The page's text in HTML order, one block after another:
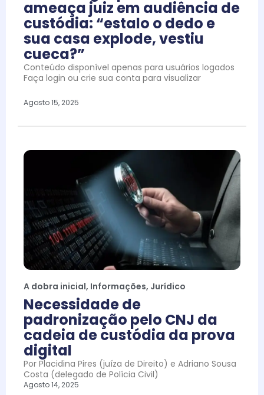
ameaça juiz em audiência de
custódia: “estalo o dedo e
sua casa explode, vestiu
cueca?”
Conteúdo disponível apenas para usuários logados
Faça login ou crie sua conta para visualizar
Agosto 15, 2025
A dobra inicial, Informações, Jurídico
Necessidade de
padronização pelo CNJ da
cadeia de custódia da prova
digital
Por Placidina Pires (juíza de Direito) e Adriano Sousa
Costa (delegado de Polícia Civil)
Agosto 14, 2025